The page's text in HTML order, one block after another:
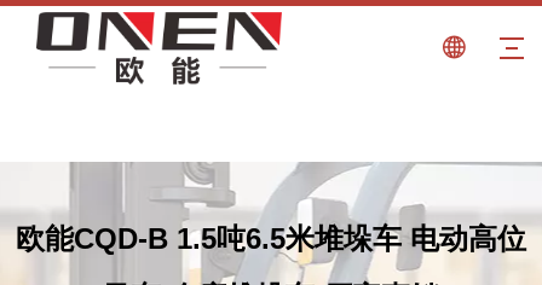
欧能CQD-B 1.5吨6.5米堆垛车 电动高位